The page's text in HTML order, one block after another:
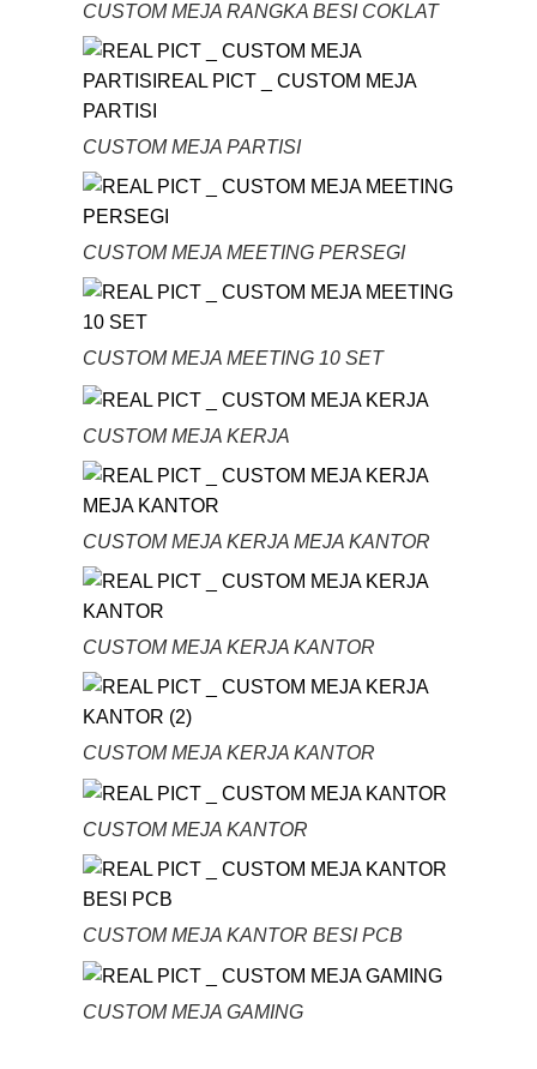
CUSTOM MEJA RANGKA BESI COKLAT
CUSTOM MEJA PARTISI
CUSTOM MEJA MEETING PERSEGI
CUSTOM MEJA MEETING 10 SET
CUSTOM MEJA KERJA
CUSTOM MEJA KERJA MEJA KANTOR
CUSTOM MEJA KERJA KANTOR
CUSTOM MEJA KERJA KANTOR
CUSTOM MEJA KANTOR
CUSTOM MEJA KANTOR BESI PCB
CUSTOM MEJA GAMING